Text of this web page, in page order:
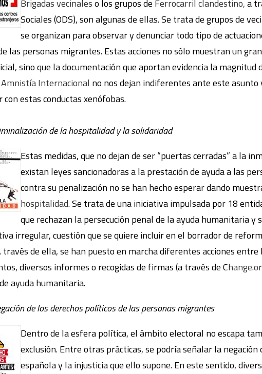
Brigadas vecinaleso los grupos de Ferrocarril clandestino,a
Sociales (ODS), son algunas de ellas. Se trata de grupos de
se organizan para observar y denunciar todo tipo de
las personas migrantes. Estas acciones no sólo muestran un
sino que la documentación que aportan evidencia la magnitud
Amnistía Internacional no nos dejan indiferentes ante este
estas conductas xenófobas.
de la hospitalidad y la solidaridad
Estas medidas, que no dejan de ser “puertas cerradas” a la
existan leyes sancionadoras a la prestación de ayuda a las
contra su penalización no se han hecho esperar dando
hospitalidad. Se trata de una iniciativa impulsada por 18
que rechazan la persecución penal de la ayuda humanitaria y
irregular, cuestión que se quiere incluir en el borrador de
través de ella, se han puesto en marcha diferentes acciones
diversos informes o recogidas de firmas (a través de C
ayuda humanitaria.
de los derechos políticos de las personas migrantes
Dentro de la esfera política, el ámbito electoral no escapa
exclusión. Entre otras prácticas, se podría señalar la
española y la injusticia que ello supone. En este sentido,